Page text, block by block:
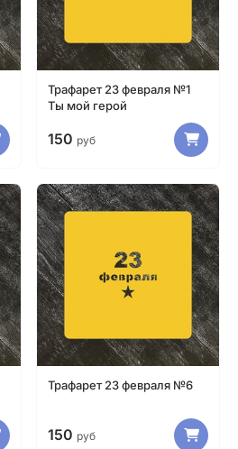
Трафарет 23 февраля №1
Ты мой герой
150 руб
Трафарет 23 февраля №6
150 руб